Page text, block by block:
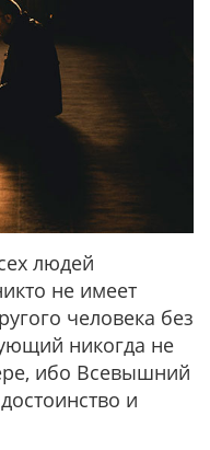
людей
не имеет
человека без
никогда не
ибо Всевышний
и